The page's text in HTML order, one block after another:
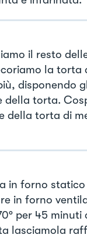
il resto
la torta
disponendo
della torta.
della torta di
in forno statico
in forno
per 45 minuti
lasciamola